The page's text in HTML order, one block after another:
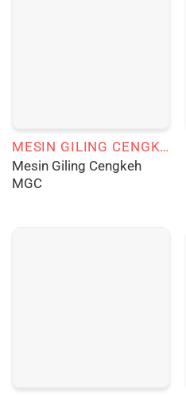
MESIN GILING CENGKEH
Mesin Giling Cengkeh
MGC